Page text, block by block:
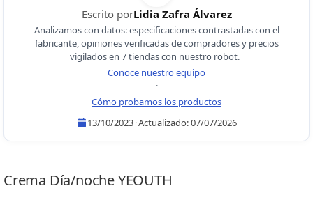
Escrito porLidia Zafra Álvarez
Analizamos con datos: especificaciones contrastadas con el
fabricante, opiniones verificadas de compradores y precios
vigilados en 7 tiendas con nuestro robot.
Conoce nuestro equipo
·
Cómo probamos los productos
13/10/2023·Actualizado:07/07/2026
Crema Día/noche YEOUTH